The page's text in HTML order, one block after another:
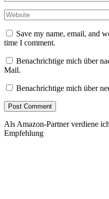
Save my name, email, and
time I comment.
Benachrichtige mich über
Mail.
Benachrichtige mich über
Als Amazon-Partner verdiene
Empfehlung